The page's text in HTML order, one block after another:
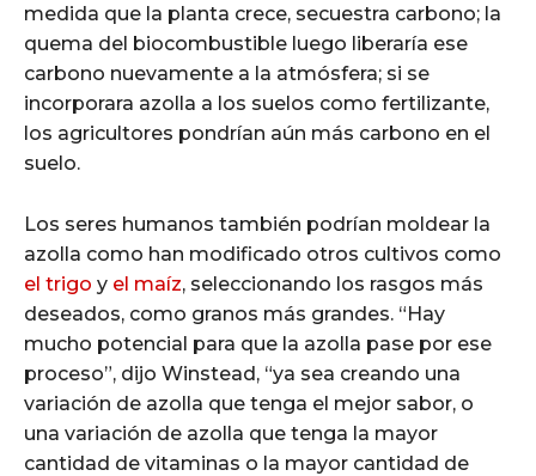
medida que la planta crece, secuestra carbono; la
quema del biocombustible luego liberaría ese
carbono nuevamente a la atmósfera; si se
incorporara azolla a los suelos como fertilizante,
los agricultores pondrían aún más carbono en el
suelo.
Los seres humanos también podrían moldear la
azolla como han modificado otros cultivos como
el trigo y el maíz, seleccionando los rasgos más
deseados, como granos más grandes. “Hay
mucho potencial para que la azolla pase por ese
proceso”, dijo Winstead, “ya ​​sea creando una
variación de azolla que tenga el mejor sabor, o
una variación de azolla que tenga la mayor
cantidad de vitaminas o la mayor cantidad de